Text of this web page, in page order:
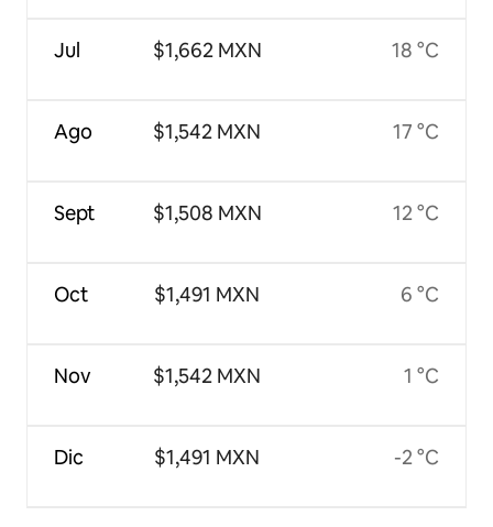
Jul
Ago
Sept
Oct
Nov
Dic
$1,662 MXN
$1,542 MXN
$1,508 MXN
$1,491 MXN
$1,542 MXN
$1,491 MXN
18 °C
17 °C
12 °C
6 °C
1 °C
-2 °C